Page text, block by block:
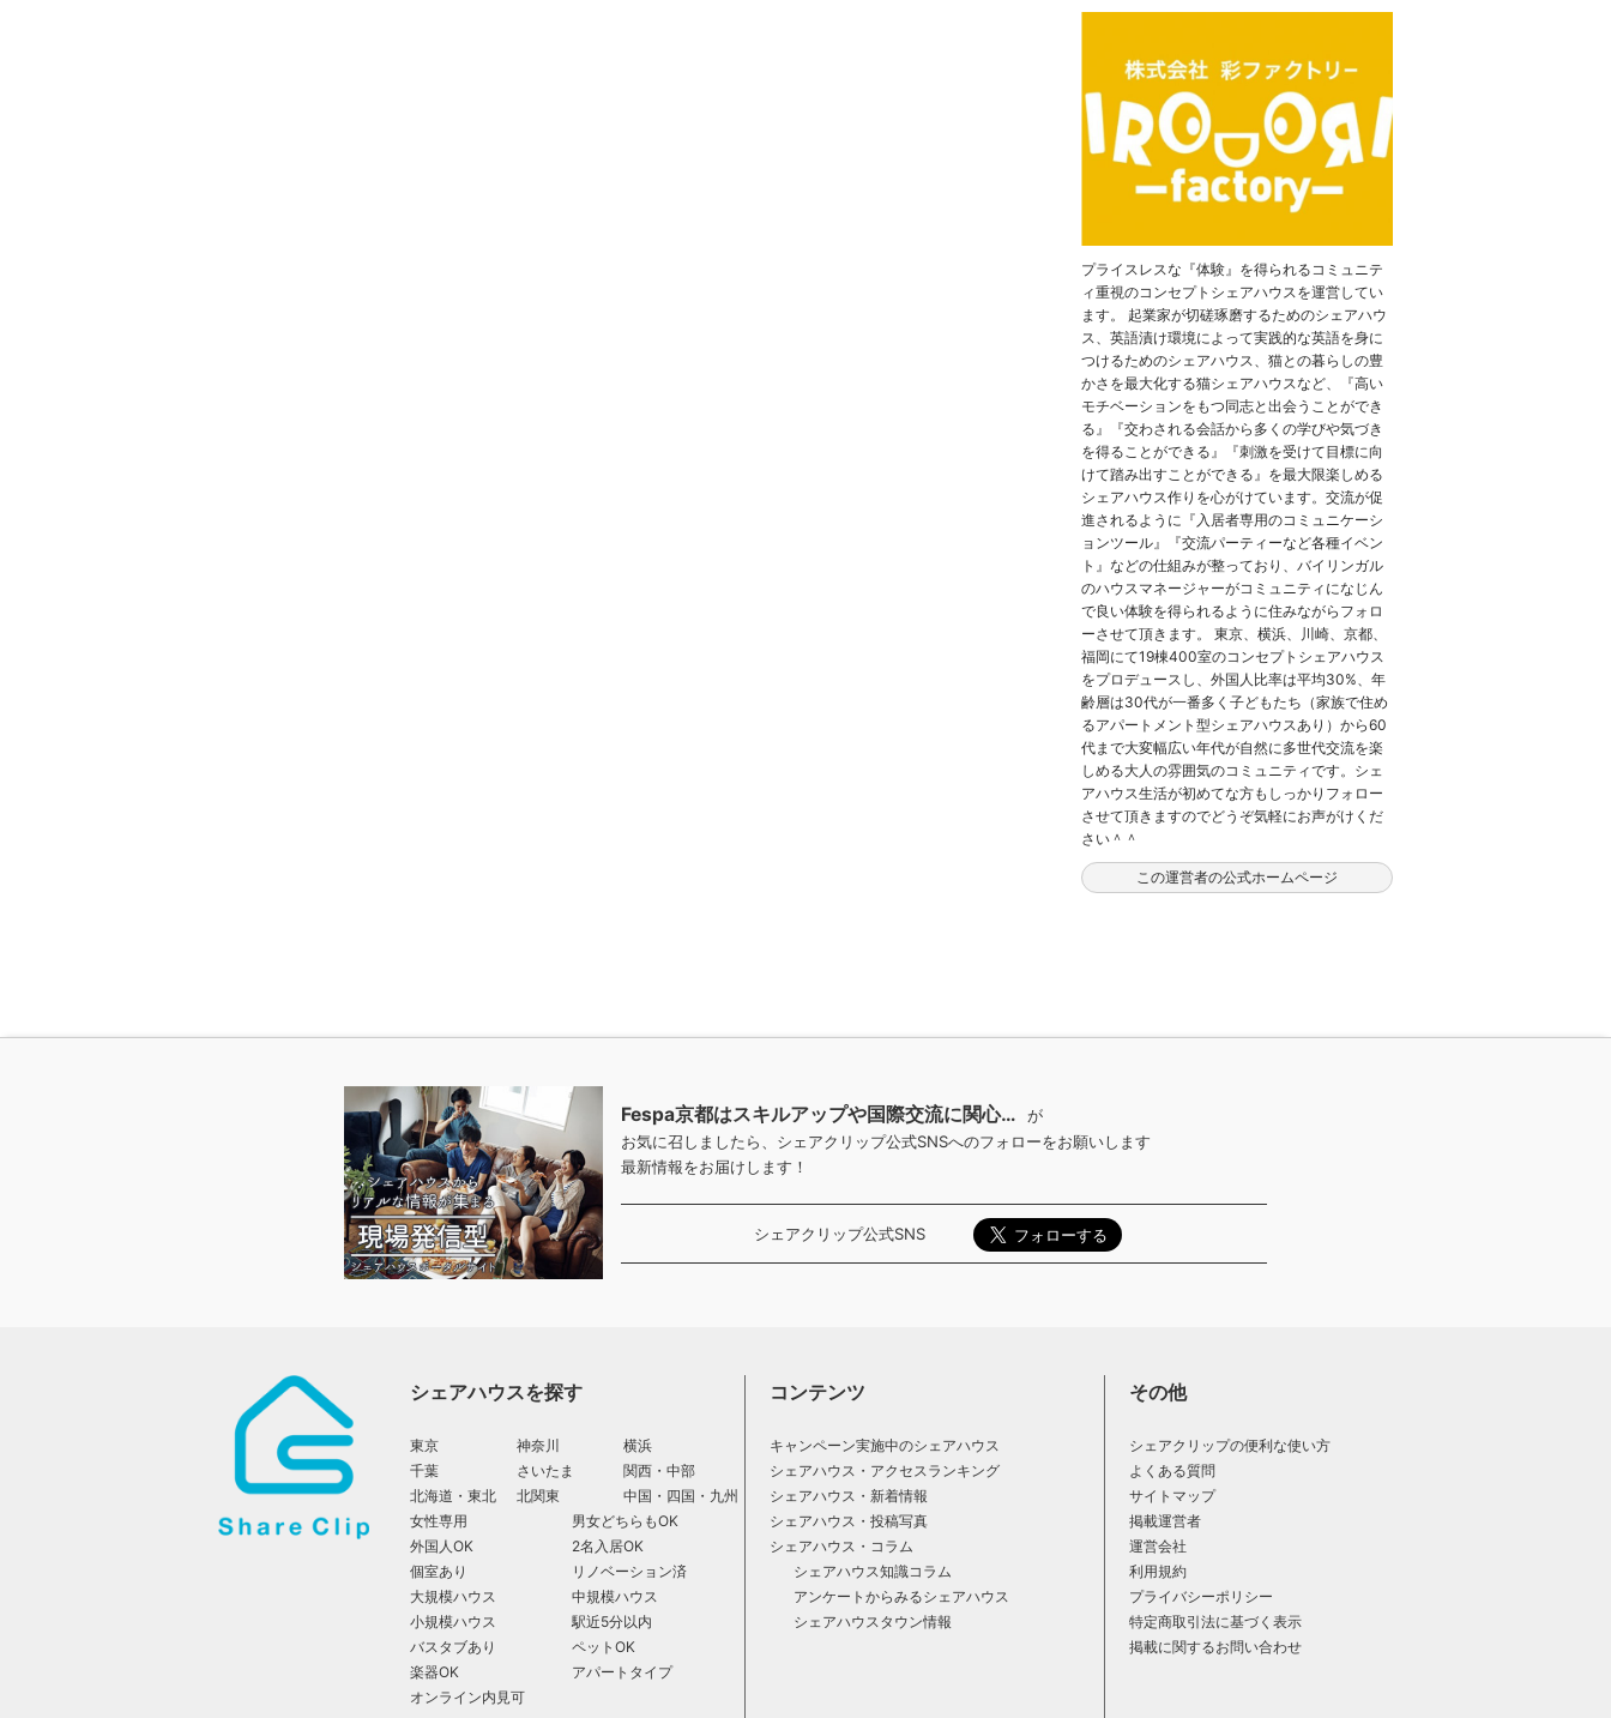
プライスレスな『体験』を得られるコミュニテ
ィ重視のコンセプトシェアハウスを運営してい
ます。 起業家が切磋琢磨するためのシェアハウ
ス、英語漬け環境によって実践的な英語を身に
つけるためのシェアハウス、猫との暮らしの豊
かさを最大化する猫シェアハウスなど、『高い
モチベーションをもつ同志と出会うことができ
る』『交わされる会話から多くの学びや気づき
を得ることができる』『刺激を受けて目標に向
けて踏み出すことができる』を最大限楽しめる
シェアハウス作りを心がけています。交流が促
進されるように『入居者専用のコミュニケーシ
ョンツール』『交流パーティーなど各種イベン
ト』などの仕組みが整っており、バイリンガル
のハウスマネージャーがコミュニティになじん
で良い体験を得られるように住みながらフォロ
ーさせて頂きます。 東京、横浜、川崎、京都、
福岡にて19棟400室のコンセプトシェアハウス
をプロデュースし、外国人比率は平均30%、年
齢層は30代が一番多く子どもたち（家族で住め
るアパートメント型シェアハウスあり）から60
代まで大変幅広い年代が自然に多世代交流を楽
しめる大人の雰囲気のコミュニティです。シェ
アハウス生活が初めてな方もしっかりフォロー
させて頂きますのでどうぞ気軽にお声がけくだ
さい＾＾
この運営者の公式ホームページ
Fespa京都はスキルアップや国際交流に関心…
が
お気に召しましたら、シェアクリップ公式SNSへのフォローをお願いします
最新情報をお届けします！
シェアクリップ公式SNS
シェアハウスを探す
東京 神奈川
横浜
千葉
さいたま
関西・中部
北海道・東北
北関東
中国・四国・九州
女性専用
男女どちらもOK
外国人OK
2名入居OK
個室あり
リノベーション済
大規模ハウス
中規模ハウス
小規模ハウス
駅近5分以内
バスタブあり
ペットOK
楽器OK
アパートタイプ
オンライン内見可
コンテンツ
キャンペーン実施中のシェアハウス
シェアハウス・アクセスランキング
シェアハウス・新着情報
シェアハウス・投稿写真
シェアハウス・コラム
シェアハウス知識コラム
アンケートからみるシェアハウス
シェアハウスタウン情報
その他
シェアクリップの便利な使い方
よくある質問
サイトマップ
掲載運営者
運営会社
利用規約
プライバシーポリシー
特定商取引法に基づく表示
掲載に関するお問い合わせ